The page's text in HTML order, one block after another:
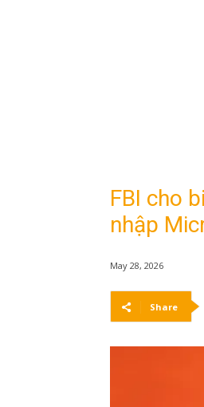
FBI cho
nhập
May 28, 2026
Share